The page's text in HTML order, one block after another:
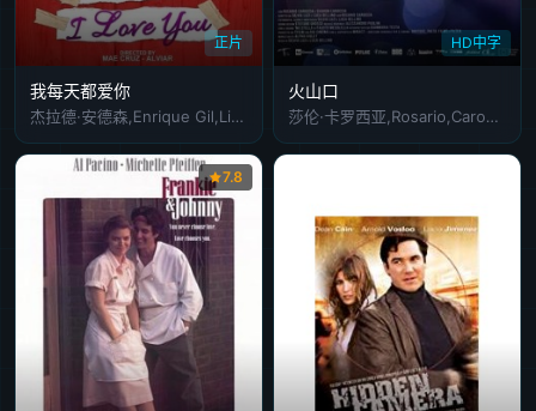
正片
我每天都爱你
杰拉德·安德森,Enrique Gil,Liza Soberano
HD中字
火山口
莎伦·卡罗西亚,Rosario,Caroccia,Tina,Amariutei,Assunta,Arcella,Imma,Benvenuto,Eros,Mariaelianna,Junior,Petrone,Davide,Russo,Genny,Valentino
7.8